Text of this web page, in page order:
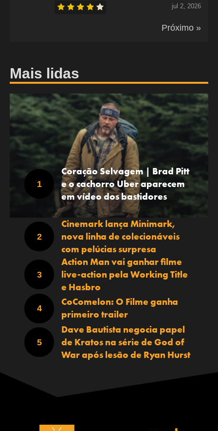
jul 2, 2026
Próximo »
Mais lidas
Coração Selvagem | Brad Pitt
e o cachorro Uber aparecem
em vídeo dos bastidores
Cinemark lança Minimark,
nova linha de colecionáveis
com pelúcias surpresa
Action Man vai ganhar filme
live-action pela Working Title
e Hasbro
CoComelon: O Filme ganha
primeiro trailer
Dave Bautista negocia papel
de Kratos na série de God of
War após lesão de Ryan Hurst